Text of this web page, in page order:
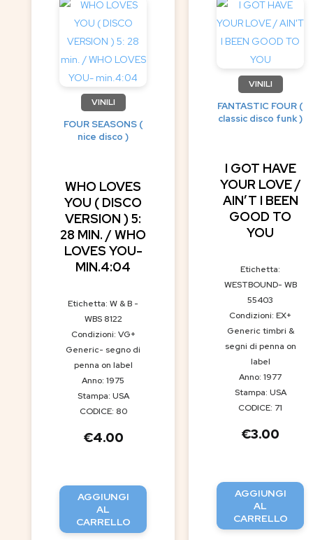
VINILI
FOUR SEASONS (
nice disco )
WHO LOVES
YOU ( DISCO
VERSION ) 5:
28 MIN. / WHO
LOVES YOU-
MIN.4:04
Etichetta: W & B -
WBS 8122
Condizioni: VG+
Generic- segno di
penna on label
Anno: 1975
Stampa: USA
CODICE: 80
€4.00
AGGIUNGI
AL
CARRELLO
VINILI
FANTASTIC FOUR (
classic disco funk )
I GOT HAVE
YOUR LOVE /
AIN’T I BEEN
GOOD TO
YOU
Etichetta:
WESTBOUND- WB
55403
Condizioni: EX+
Generic timbri &
segni di penna on
label
Anno: 1977
Stampa: USA
CODICE: 71
€3.00
AGGIUNGI
AL
CARRELLO